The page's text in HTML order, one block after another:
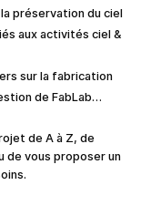
préservation du ciel
aux activités ciel &
sur la fabrication
de FabLab…
de A à Z, de
de vous proposer un